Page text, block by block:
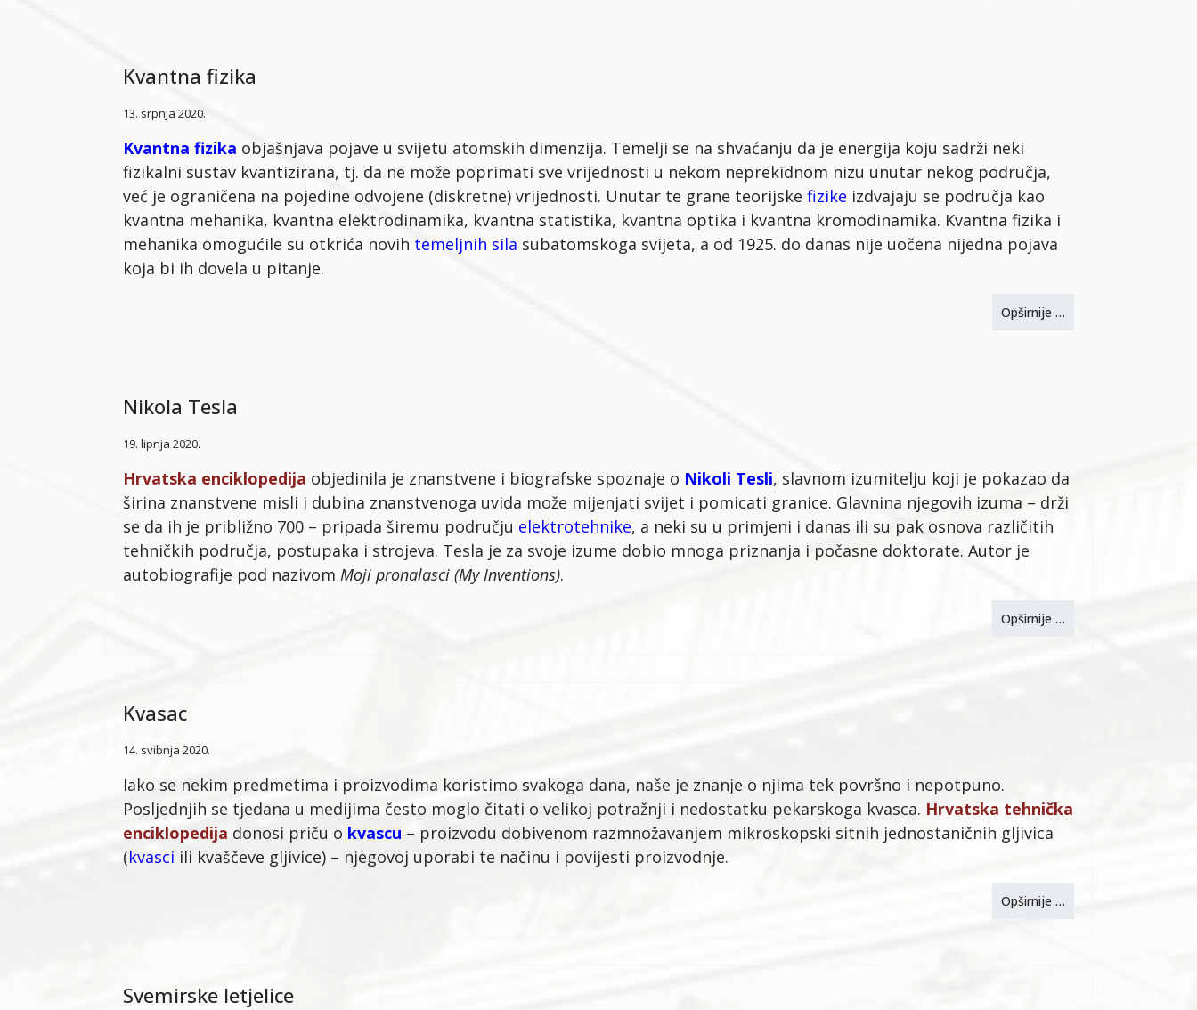
Kvantna fizika
13. srpnja 2020.
Kvantna fizika objašnjava pojave u svijetu atomskih dimenzija. Temelji se na shvaćanju da je energija koju sadrži neki
fizikalni sustav kvantizirana, tj. da ne može poprimati sve vrijednosti u nekom neprekidnom nizu unutar nekog područja,
već je ograničena na pojedine odvojene (diskretne) vrijednosti. Unutar te grane teorijske fizike izdvajaju se područja kao
kvantna mehanika, kvantna elektrodinamika, kvantna statistika, kvantna optika i kvantna kromodinamika. Kvantna fizika i
mehanika omogućile su otkrića novih temeljnih sila subatomskoga svijeta, a od 1925. do danas nije uočena nijedna pojava
koja bi ih dovela u pitanje.
Opširnije …
Nikola Tesla
19. lipnja 2020.
Hrvatska enciklopedija objedinila je znanstvene i biografske spoznaje o Nikoli Tesli, slavnom izumitelju koji je pokazao da
širina znanstvene misli i dubina znanstvenoga uvida može mijenjati svijet i pomicati granice. Glavnina njegovih izuma – drži
se da ih je približno 700 – pripada širemu području elektrotehnike, a neki su u primjeni i danas ili su pak osnova različitih
tehničkih područja, postupaka i strojeva. Tesla je za svoje izume dobio mnoga priznanja i počasne doktorate. Autor je
autobiografije pod nazivom Moji pronalasci (My Inventions).
Opširnije …
Kvasac
14. svibnja 2020.
Iako se nekim predmetima i proizvodima koristimo svakoga dana, naše je znanje o njima tek površno i nepotpuno.
Posljednjih se tjedana u medijima često moglo čitati o velikoj potražnji i nedostatku pekarskoga kvasca. Hrvatska tehnička
enciklopedija donosi priču o kvascu – proizvodu dobivenom razmnožavanjem mikroskopski sitnih jednostaničnih gljivica
(kvasci ili kvaščeve gljivice) – njegovoj uporabi te načinu i povijesti proizvodnje.
Opširnije …
Svemirske letjelice